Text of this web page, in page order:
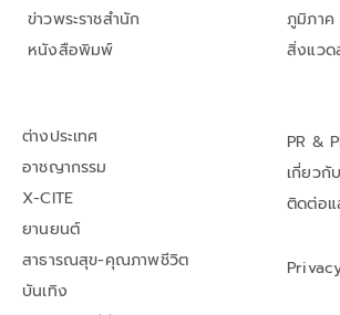
ข่าวพระราชสำนัก
หนังสือพิมพ์
ภูมิภาค
สิ่งแวด
ต่างประเทศ
อาชญากรรม
X-CITE
ยานยนต์
สาธารณสุข-คุณภาพชีวิต
บันเทิง
PR &
เกี่ยวกับ
ติดต่อแ